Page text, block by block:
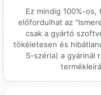
Ez mindig 100%-
előfordulhat az
csak a gyártó
tökéletesen és
S-széria) a gyárinál